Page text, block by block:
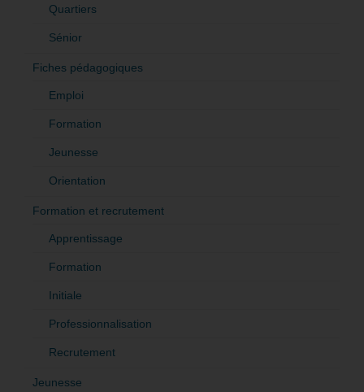
Quartiers
Sénior
Fiches pédagogiques
Emploi
Formation
Jeunesse
Orientation
Formation et recrutement
Apprentissage
Formation
Initiale
Professionnalisation
Recrutement
Jeunesse